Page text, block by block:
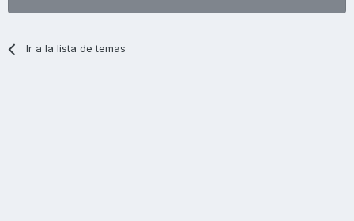
Ir a la lista de temas